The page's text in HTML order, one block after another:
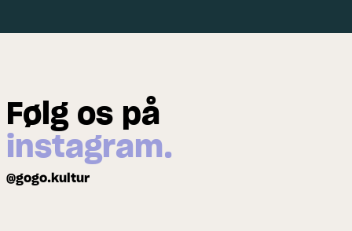
Følg os på
instagram.
@gogo.kultur